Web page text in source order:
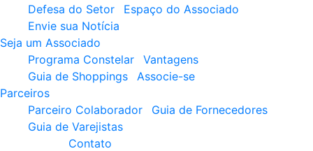
Defesa do Setor
Espaço do Associado
Envie sua Notícia
Seja um Associado
Programa Constelar
Vantagens
Guia de Shoppings
Associe-se
Parceiros
Parceiro Colaborador
Guia de Fornecedores
Guia de Varejistas
Contato